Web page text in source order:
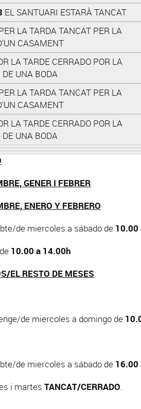
EL SANTUARI ESTARÀ TANCAT
LA TARDA TANCAT PER LA
CASAMENT
LA TARDE CERRADO POR LA
UNA BODA
LA TARDA TANCAT PER LA
CASAMENT
LA TARDE CERRADO POR LA
UNA BODA
GENER I FEBRER
ENERO Y FEBRERO
de miercoles a sábado de 10.00
10.00 a 14.00h
EL RESTO DE MESES
de miercoles a domingo de
de miercoles a sábado de 16.00
i martes TANCAT/CERRADO.